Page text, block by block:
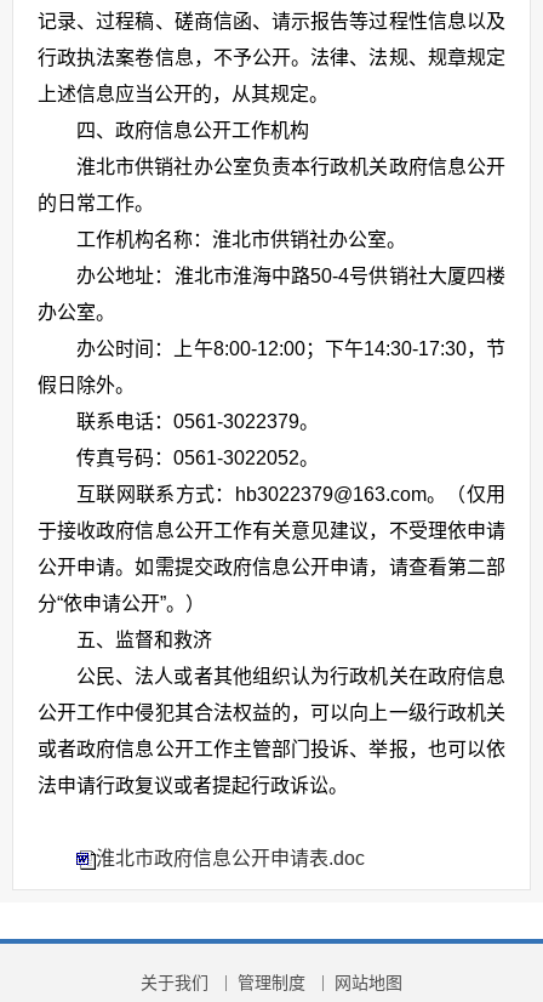
记录、过程稿、磋商信函、请示报告等过程性信息以及
行政执法案卷信息，不予公开。法律、法规、规章规定
上述信息应当公开的，从其规定。
四、政府信息公开工作机构
淮北市供销社办公室负责本行政机关政府信息公开
的日常工作。
工作机构名称：淮北市供销社办公室。
办公地址：淮北市淮海中路50-4号供销社大厦四楼
办公室。
办公时间：上午8:00-12:00；下午14:30-17:30，节
假日除外。
联系电话：0561-3022379。
传真号码：0561-3022052。
互联网联系方式：hb3022379@163.com。（仅用
于接收政府信息公开工作有关意见建议，不受理依申请
公开申请。如需提交政府信息公开申请，请查看第二部
分“依申请公开”。）
五、监督和救济
公民、法人或者其他组织认为行政机关在政府信息
公开工作中侵犯其合法权益的，可以向上一级行政机关
或者政府信息公开工作主管部门投诉、举报，也可以依
法申请行政复议或者提起行政诉讼。
淮北市政府信息公开申请表.doc
关于我们 管理制度 网站地图